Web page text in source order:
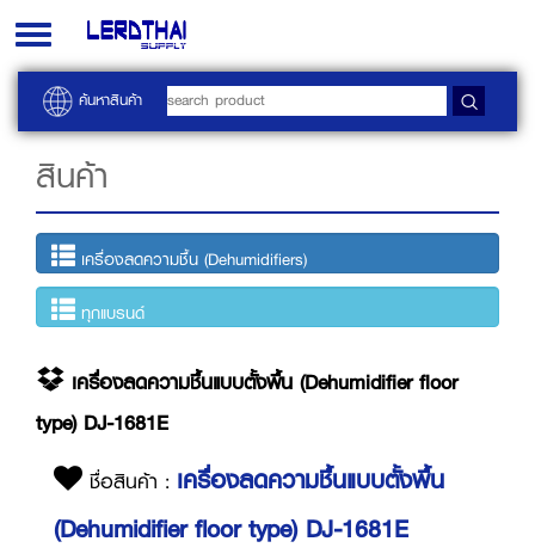
Toggle
navigation
ค้นหาสินค้า
สินค้า
เครื่องลดความชื้น (Dehumidifiers)
ทุกแบรนด์
เครื่องลดความชื้นแบบตั้งพื้น (Dehumidifier floor
type) DJ-1681E
ชื่อสินค้า : เครื่องลดความชื้นแบบตั้งพื้น
(Dehumidifier floor type) DJ-1681E